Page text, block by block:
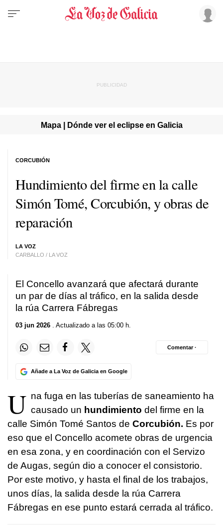
Mapa | Dónde ver el eclipse en Galicia
Hundimiento del firme en la calle
Simón Tomé, Corcubión, y obras de
reparación
LA VOZ
CARBALLO / LA VOZ
CORCUBIÓN
El Concello avanzará que afectará durante
un par de días al tráfico, en la salida desde
la rúa Carrera Fábregas
03 jun 2026 . Actualizado a las 05:00 h.
Añade a La Voz de Galicia en Google
Comentar ·
U na fuga en las tuberías de saneamiento ha
causado un hundimiento del firme en la
calle Simón Tomé Santos de Corcubión. Es por
eso que el Concello acomete obras de urgencia
en esa zona, y en coordinación con el Servizo
de Augas, según dio a conocer el consistorio.
Por este motivo, y hasta el final de los trabajos,
unos días, la salida desde la rúa Carrera
Fábregas en ese punto estará cerrada al tráfico.